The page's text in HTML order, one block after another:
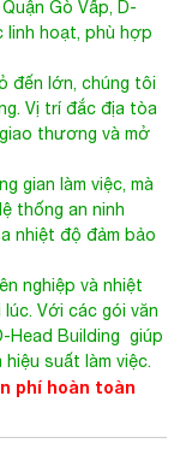
Gò Vấp, D-
linh hoạt, phù hợp
đến lớn, chúng tôi
Vị trí đắc địa tòa
thương và mở
gian làm việc, mà
thống an ninh
nhiệt độ đảm bảo
nghiệp và nhiệt
Với các gói văn
Head Building giúp
suất làm việc.
phí hoàn toàn